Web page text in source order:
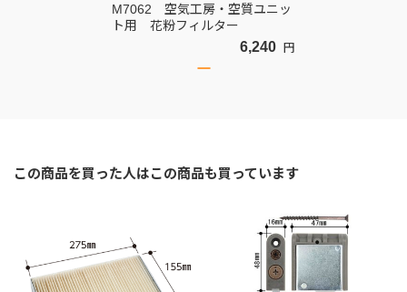
M7062 空気工房・空質ユニッ
ト用 花粉フィルター
6,240 円
この商品を買った人はこの商品も買っています